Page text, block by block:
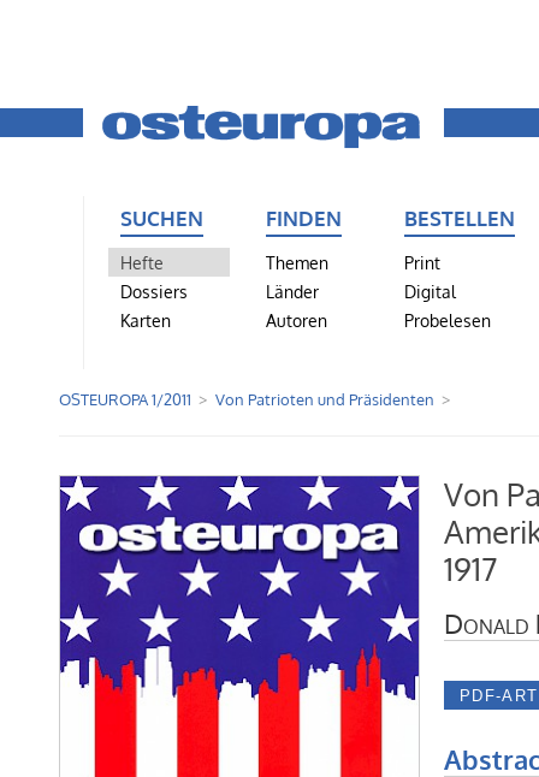
SUCHEN
Hefte
Dossiers
Karten
FINDEN
Themen
Länder
Autoren
BESTELLEN
Print
Digital
Probelesen
OSTEUROPA 1/2011 Von Patrioten und Präsidenten
Von
1917
Donald